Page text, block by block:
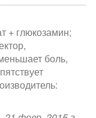
+ глюкозамин;
боль,